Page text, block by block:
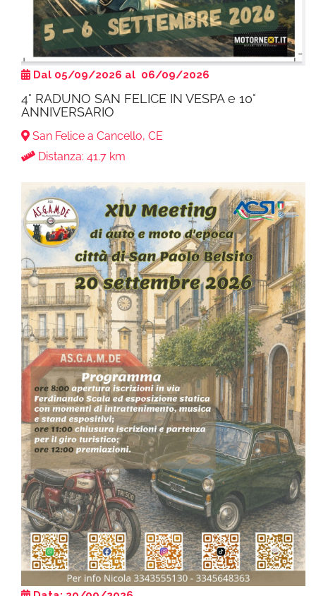
Dal 05/09/2026 al 06/09/2026
4° RADUNO SAN FELICE IN VESPA e 10°
ANNIVERSARIO
San Felice a Cancello, CE
Distanza: 41.7 km